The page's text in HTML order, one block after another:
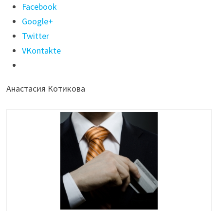
Поделиться
"Утверждены
параметры
программы
льготного
МСП
Facebook
Google+
Twitter
VKontakte
Анастасия Котикова